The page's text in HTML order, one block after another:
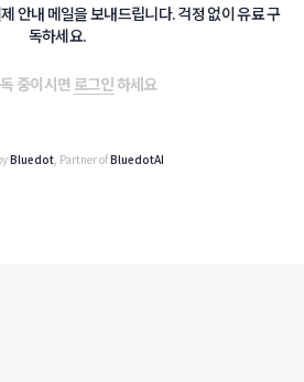
안내 메일을 보내드립니다. 걱정 없이 유료 구
독하세요.
중이시면 로그인하세요
Bluedot , Partner ofBluedotAI